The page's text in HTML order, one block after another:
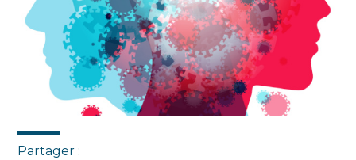
Partager :